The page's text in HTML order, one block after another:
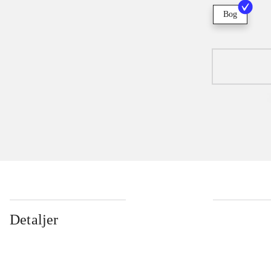
Bog
Detaljer